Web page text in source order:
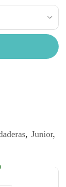
, Junior,